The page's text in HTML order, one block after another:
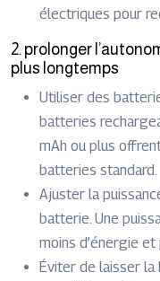
électriques pour
2. prolonger
plus longtemps
Utiliser des
batteries
mAh ou plus
batteries standard.
Ajuster la
batterie. Une
moins d’énergie
Éviter de laisser